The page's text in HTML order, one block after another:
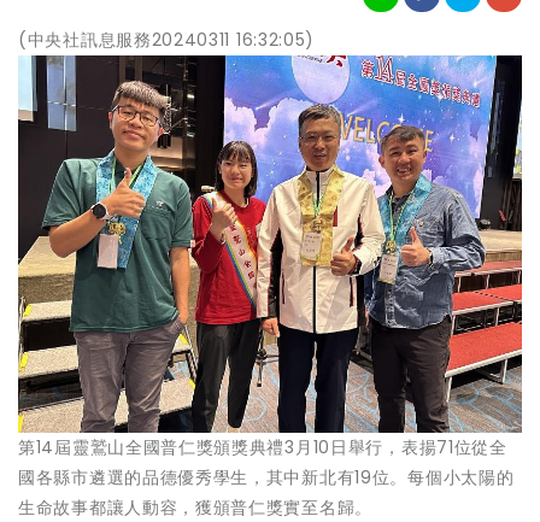
(中央社訊息服務20240311 16:32:05)
第14屆靈鷲山全國普仁獎頒獎典禮3月10日舉行，表揚71位從全
國各縣市遴選的品德優秀學生，其中新北有19位。每個小太陽的
生命故事都讓人動容，獲頒普仁獎實至名歸。